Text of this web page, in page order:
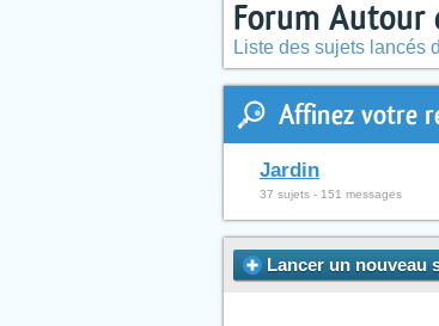
Forum Autour
Liste des sujets lancés
Affinez votre
Jardin
37 sujets - 151 messages
Lancer un nouveau